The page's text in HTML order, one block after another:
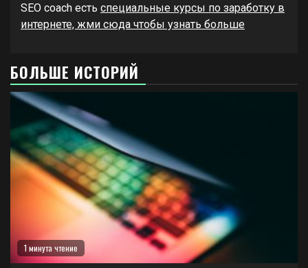
SEO coach есть специальные курсы по заработку в
интернете, жми сюда чтобы узнать больше
БОЛЬШЕ ИСТОРИЙ
1 минута чтение